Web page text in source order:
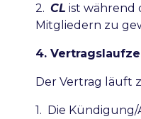
2. CL ist während
Mitgliedern zu
4.
Der Vertrag läuft
1. Die